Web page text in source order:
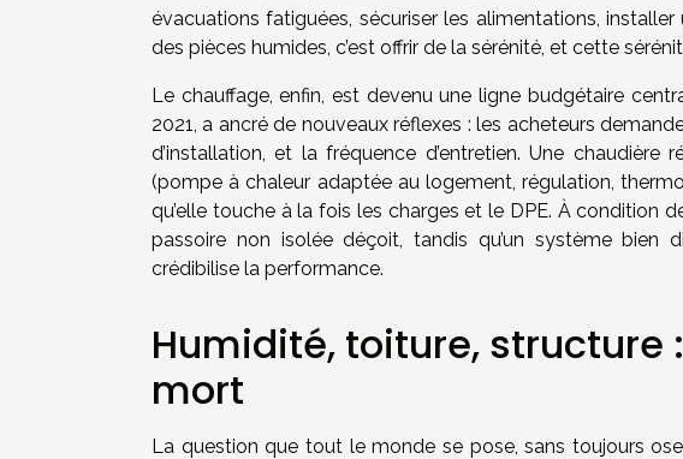
évacuations fatiguées, sécuriser les alimentations,
des pièces humides, c’est offrir de la sérénité, et cette
Le chauffage, enfin, est devenu une ligne budgétaire
2021, a ancré de nouveaux réflexes : les acheteurs
d’installation, et la fréquence d’entretien. Une
(pompe à chaleur adaptée au logement, régulation,
qu’elle touche à la fois les charges et le DPE. À condition
passoire non isolée déçoit, tandis qu’un système bien
crédibilise la performance.
Humidité, toiture, structure
mort
La question que tout le monde se pose, sans toujours